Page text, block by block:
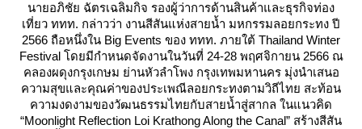
นายอภิชัย ฉัตรเฉลิมกิจ รองผู้ว่าการด้านสินค้าและธุรกิจท่อง
เที่ยว ททท. กล่าวว่า งานสีสันแห่งสายน้ำ มหกรรมลอยกระทง ปี
2566 ถือหนึ่งใน Big Events ของ ททท. ภายใต้ Thailand Winter
Festival โดยมีกำหนดจัดงานในวันที่ 24-28 พฤศจิกายน 2566 ณ
คลองผดุงกรุงเกษม ย่านหัวลำโพง กรุงเทพมหานคร มุ่งนำเสนอ
ความสุขและคุณค่าของประเพณีลอยกระทงตามวิถีไทย สะท้อน
ความงดงามของวัฒนธรรมไทยกับสายน้ำสู่สากล ในแนวคิด
“Moonlight Reflection Loi Krathong Along the Canal” สร้างสีสัน